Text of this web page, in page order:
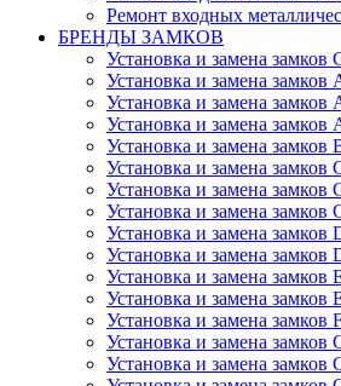
Ремонт входных
БРЕНДЫ ЗАМКОВ
Установка и замена замков
Установка и замена замков
Установка и замена замков
Установка и замена замков
Установка и замена замков
Установка и замена замков
Установка и замена замков
Установка и замена замков
Установка и замена замков
Установка и замена замков
Установка и замена замков
Установка и замена замков
Установка и замена замков
Установка и замена замков
Установка и замена замков